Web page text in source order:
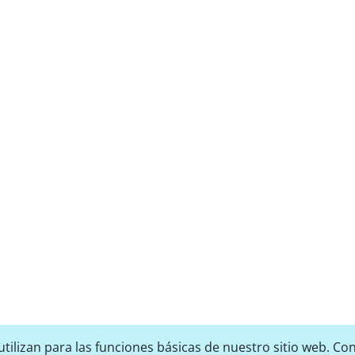
para las funciones básicas de nuestro sitio web.